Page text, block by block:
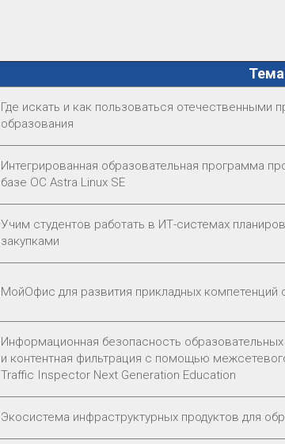
Тема
Где искать и как пользоваться
образования
Интегрированная образовательная программа
базе ОС Astra Linux SE
Учим студентов работать в ИТ-системах
закупками
МойОфис для развития прикладных компетенций
Информационная безопасность
и контентная фильтрация с помощью
Traffic Inspector Next Generation Education
Экосистема инфраструктурных продуктов для